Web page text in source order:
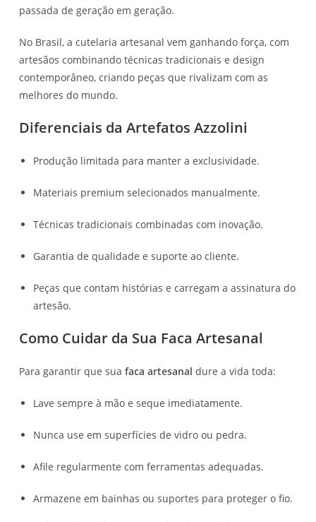
passada de geração em geração.
No Brasil, a cutelaria artesanal vem ganhando força, com
artesãos combinando técnicas tradicionais e design
contemporâneo, criando peças que rivalizam com as
melhores do mundo.
Diferenciais da Artefatos Azzolini
Produção limitada para manter a exclusividade.
Materiais premium selecionados manualmente.
Técnicas tradicionais combinadas com inovação.
Garantia de qualidade e suporte ao cliente.
Peças que contam histórias e carregam a assinatura do
artesão.
Como Cuidar da Sua Faca Artesanal
Para garantir que suafaca artesanal dure a vida toda:
Lave sempre à mão e seque imediatamente.
Nunca use em superfícies de vidro ou pedra.
Afile regularmente com ferramentas adequadas.
Armazene em bainhas ou suportes para proteger o fio.